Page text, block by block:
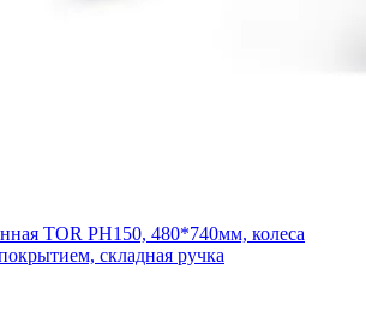
TOR PH150, 480*740мм, колеса
складная ручка